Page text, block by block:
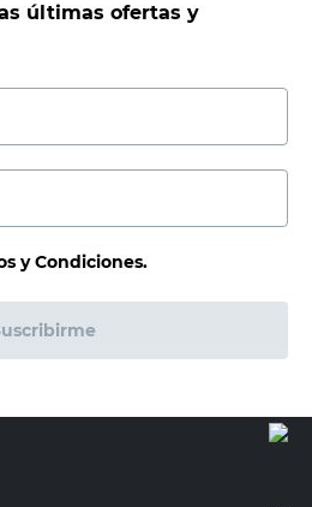
últimas ofertas y
y Condiciones.